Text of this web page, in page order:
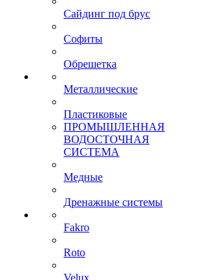
Сайдинг под брус
Софиты
Обрешетка
Металлические
Пластиковые
ПРОМЫШЛЕННАЯ
ВОДОСТОЧНАЯ
СИСТЕМА
Медные
Дренажные системы
Fakro
Roto
Velux